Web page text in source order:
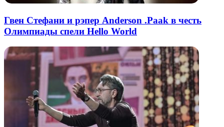
Гвен Стефани и рэпер Anderson .Paak в честь
Олимпиады спели Hello World